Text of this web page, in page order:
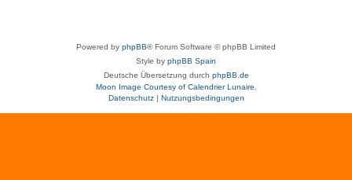
Powered by phpBB® Forum Software © phpBB Limited
Style by phpBB Spain
Deutsche Übersetzung durch phpBB.de
Moon Image Courtesy of Calendrier Lunaire.
Datenschutz| Nutzungsbedingungen